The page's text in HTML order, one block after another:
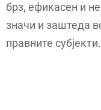
брз, ефикасен и
значи и заштеда
правните субјекти.